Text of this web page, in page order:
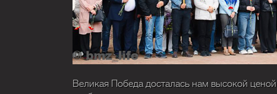
Великая Победа досталась нам высокой